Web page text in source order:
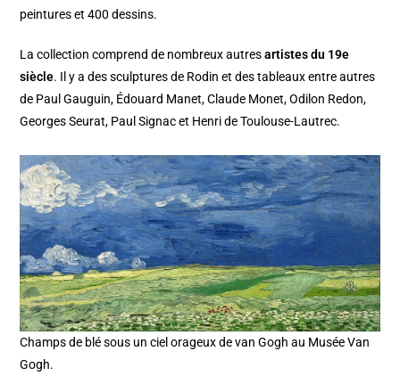
peintures et 400 dessins.
La collection comprend de nombreux autresartistes du 19e
siècle. Il y a des sculptures de Rodin et des tableaux entre autres
de Paul Gauguin, Édouard Manet, Claude Monet, Odilon Redon,
Georges Seurat, Paul Signac et Henri de Toulouse-Lautrec.
Champs de blé sous un ciel orageux de van Gogh au Musée Van
Gogh.